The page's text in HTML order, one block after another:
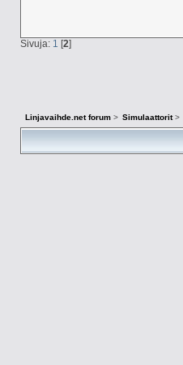
Sivuja: 1 [2]
Linjavaihde.net forum> Simulaattorit>